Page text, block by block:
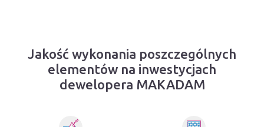
Jakość wykonania poszczególnych
elementów na inwestycjach
dewelopera MAKADAM